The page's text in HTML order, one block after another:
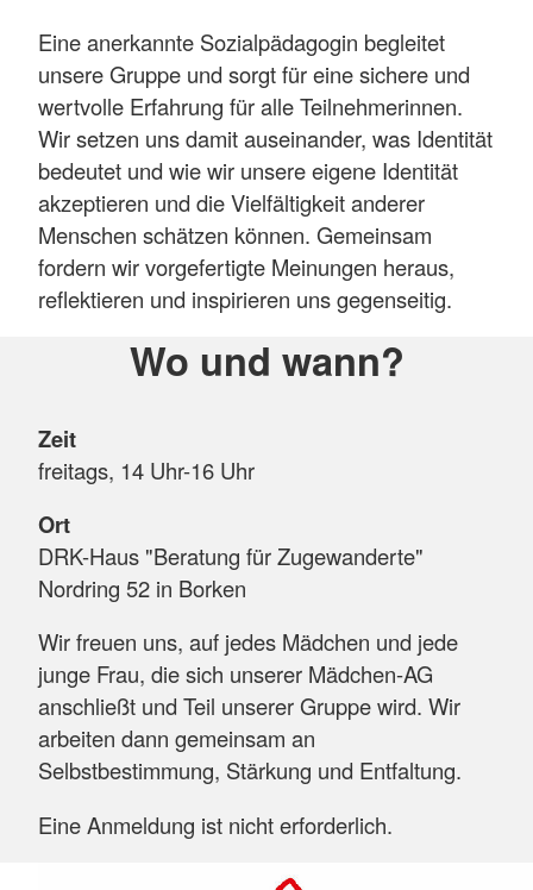
Eine anerkannte Sozialpädagogin begleitet
unsere Gruppe und sorgt für eine sichere und
wertvolle Erfahrung für alle Teilnehmerinnen.
Wir setzen uns damit auseinander, was Identität
bedeutet und wie wir unsere eigene Identität
akzeptieren und die Vielfältigkeit anderer
Menschen schätzen können. Gemeinsam
fordern wir vorgefertigte Meinungen heraus,
reflektieren und inspirieren uns gegenseitig.
Wo und wann?
Zeit
freitags, 14 Uhr-16 Uhr
Ort
DRK-Haus "Beratung für Zugewanderte"
Nordring 52 in Borken
Wir freuen uns, auf jedes Mädchen und jede
junge Frau, die sich unserer Mädchen-AG
anschließt und Teil unserer Gruppe wird. Wir
arbeiten dann gemeinsam an
Selbstbestimmung, Stärkung und Entfaltung.
Eine Anmeldung ist nicht erforderlich.